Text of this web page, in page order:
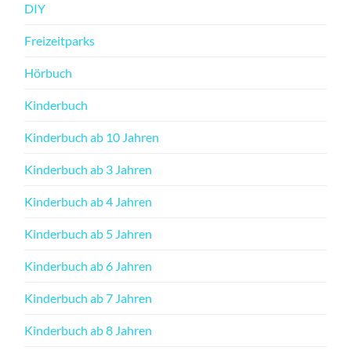
DIY
Freizeitparks
Hörbuch
Kinderbuch
Kinderbuch ab 10 Jahren
Kinderbuch ab 3 Jahren
Kinderbuch ab 4 Jahren
Kinderbuch ab 5 Jahren
Kinderbuch ab 6 Jahren
Kinderbuch ab 7 Jahren
Kinderbuch ab 8 Jahren